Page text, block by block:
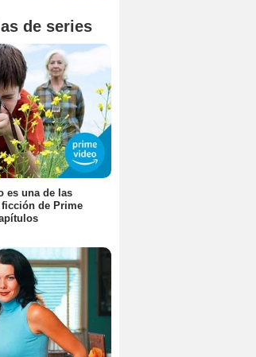
de series
es una de las
de Prime